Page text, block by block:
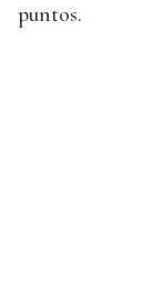
puntos.